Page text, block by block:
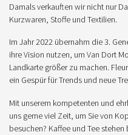
Damals verkauften wir nicht nur
Kurzwaren, Stoffe und Textilien.
Im Jahr 2022 übernahm die 3.
ihre Vision nutzen, um Van Dort
Landkarte größer zu machen.
ein Gespür für Trends und neue
Mit unserem kompetenten und
uns gerne viel Zeit, um Sie von
besuchen? Kaffee und Tee stehen